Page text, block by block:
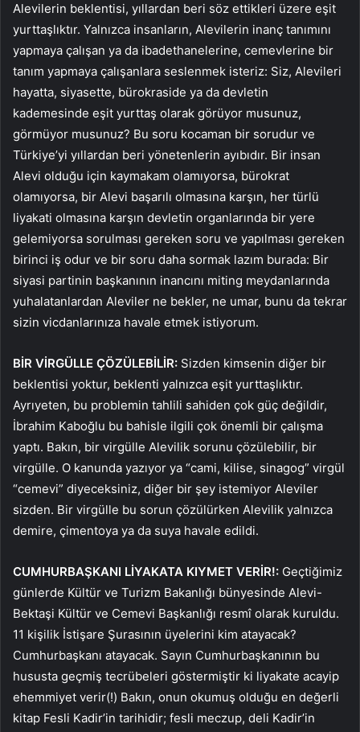
Alevilerin beklentisi, yıllardan beri söz ettikleri üzere eşit
yurttaşlıktır. Yalnızca insanların, Alevilerin inanç tanımını
yapmaya çalışan ya da ibadethanelerine, cemevlerine bir
tanım yapmaya çalışanlara seslenmek isteriz: Siz, Alevileri
hayatta, siyasette, bürokraside ya da devletin
kademesinde eşit yurttaş olarak görüyor musunuz,
görmüyor musunuz? Bu soru kocaman bir sorudur ve
Türkiye’yi yıllardan beri yönetenlerin ayıbıdır. Bir insan
Alevi olduğu için kaymakam olamıyorsa, bürokrat
olamıyorsa, bir Alevi başarılı olmasına karşın, her türlü
liyakati olmasına karşın devletin organlarında bir yere
gelemiyorsa sorulması gereken soru ve yapılması gereken
birinci iş odur ve bir soru daha sormak lazım burada: Bir
siyasi partinin başkanının inancını miting meydanlarında
yuhalatanlardan Aleviler ne bekler, ne umar, bunu da tekrar
sizin vicdanlarınıza havale etmek istiyorum.
BİR VİRGÜLLE ÇÖZÜLEBİLİR: Sizden kimsenin diğer bir
beklentisi yoktur, beklenti yalnızca eşit yurttaşlıktır.
Ayrıyeten, bu problemin tahlili sahiden çok güç değildir,
İbrahim Kaboğlu bu bahisle ilgili çok önemli bir çalışma
yaptı. Bakın, bir virgülle Alevilik sorunu çözülebilir, bir
virgülle. O kanunda yazıyor ya “cami, kilise, sinagog” virgül
“cemevi” diyeceksiniz, diğer bir şey istemiyor Aleviler
sizden. Bir virgülle bu sorun çözülürken Alevilik yalnızca
demire, çimentoya ya da suya havale edildi.
CUMHURBAŞKANI LİYAKATA KIYMET VERİR!: Geçtiğimiz
günlerde Kültür ve Turizm Bakanlığı bünyesinde Alevi-
Bektaşi Kültür ve Cemevi Başkanlığı resmî olarak kuruldu.
11 kişilik İstişare Şurasının üyelerini kim atayacak?
Cumhurbaşkanı atayacak. Sayın Cumhurbaşkanının bu
hususta geçmiş tecrübeleri göstermiştir ki liyakate acayip
ehemmiyet verir(!) Bakın, onun okumuş olduğu en değerli
kitap Fesli Kadir’in tarihidir; fesli meczup, deli Kadir’in